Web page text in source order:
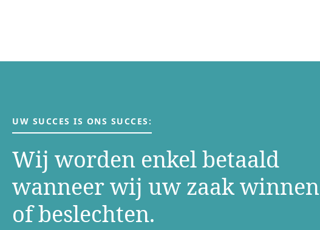
UW SUCCES IS ONS SUCCES:
Wij worden enkel betaald
wanneer wij uw zaak winnen
of beslechten.